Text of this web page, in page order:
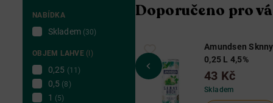
NABÍDKA
Skladem (30)
OBJEM LAHVE(l)
0,25 (11)
0,5 (8)
1 (5)
Doporučeno pro
Amundsen
0,25 L 4,5%
43 Kč
Skladem